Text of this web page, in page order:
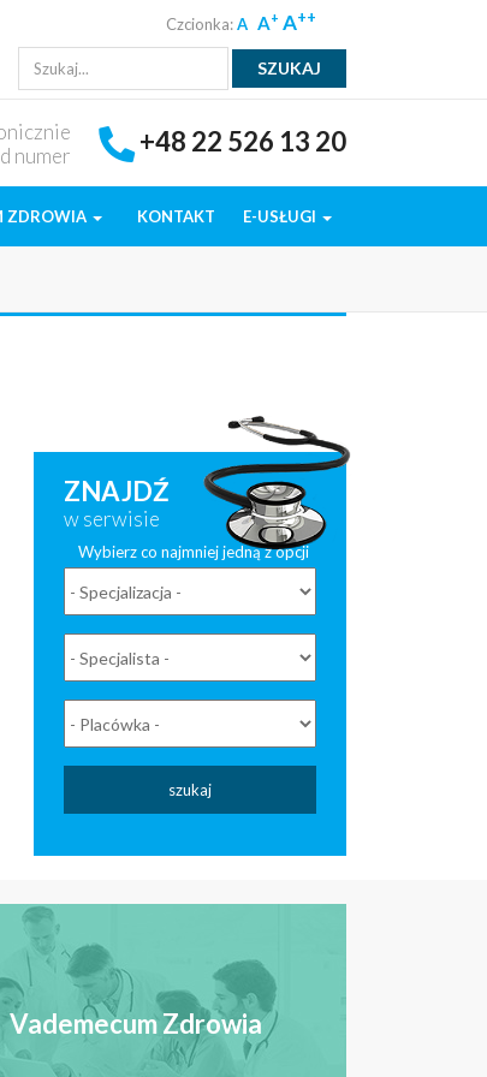
Czcionka:A A+ A++
numer
+48 22 526 13 20
ZDROWIA KONTAKT E-USŁUGI
ZNAJDŹ
w serwisie
Wybierz co najmniej jedną z opcji
szukaj
Vademecum Zdrowia